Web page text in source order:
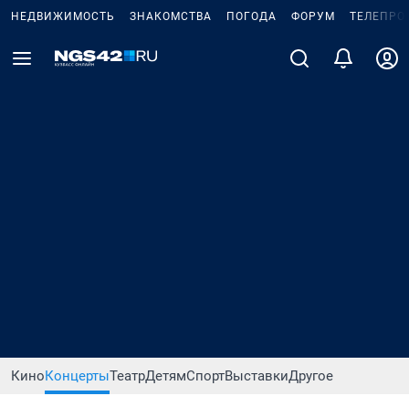
НЕДВИЖИМОСТЬ ЗНАКОМСТВА ПОГОДА ФОРУМ
КиноКонцертыТеатрДетямСпортВыставкиДругое